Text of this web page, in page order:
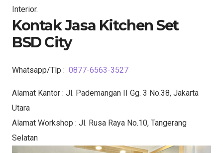
Interior.
Kontak Jasa Kitchen Set
BSD City
Whatsapp/Tlp : 0877-6563-3527
Alamat Kantor : Jl. Pademangan II Gg. 3 No.38, Jakarta
Utara
Alamat Workshop : Jl. Rusa Raya No.10, Tangerang
Selatan